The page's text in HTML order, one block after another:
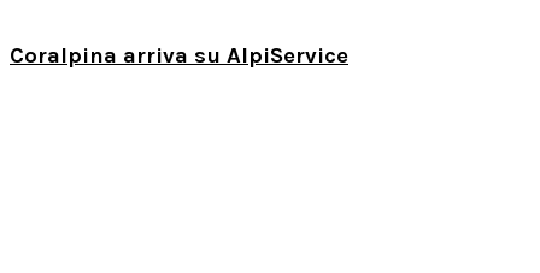
Coralpina arriva su AlpiService